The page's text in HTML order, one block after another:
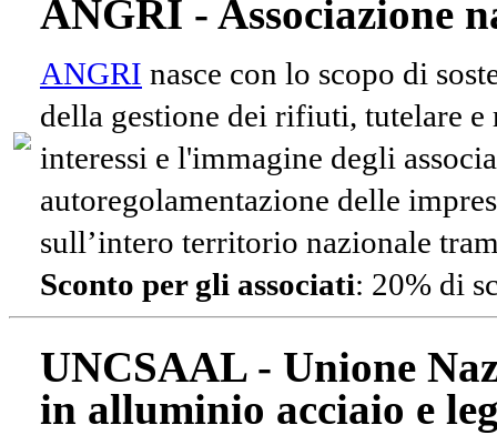
ANGRI - Associazione
ANGRI nasce con lo scopo di
della gestione dei rifiuti, tutelare e
interessi e l'immagine degli
autoregolamentazione delle
sull’intero territorio nazionale
Sconto per gli associati: 20% di
UNCSAAL - Unione
in alluminio acciaio e